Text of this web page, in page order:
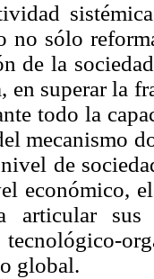
no sólo
de la
en superar la
todo la
mecanismo
de
económico,
articular
global.